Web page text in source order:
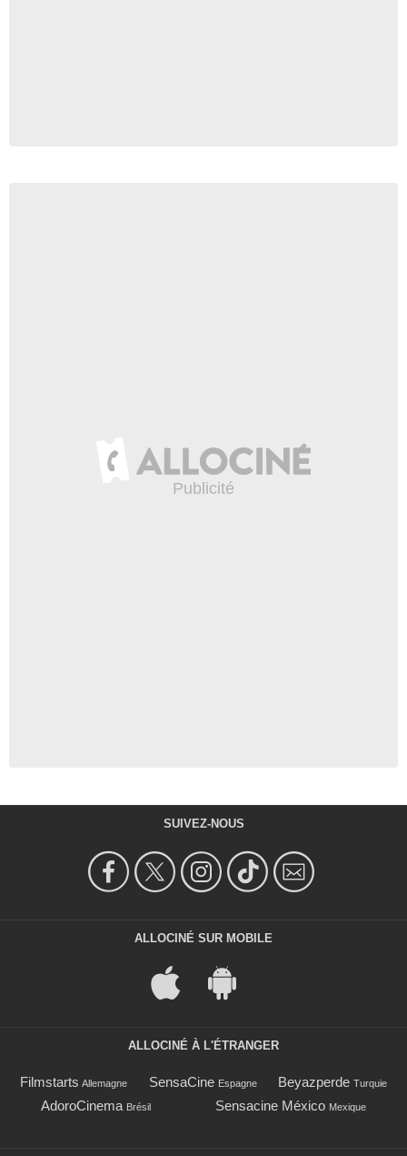
SUIVEZ-NOUS
ALLOCINÉ SUR MOBILE
ALLOCINÉ À L'ÉTRANGER
Filmstarts Allemagne SensaCine Espagne Beyazperde Turquie
AdoroCinema Brésil Sensacine México Mexique